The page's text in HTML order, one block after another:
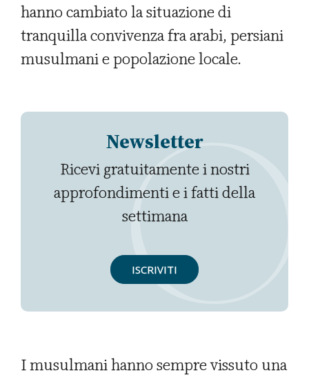
hanno cambiato la situazione di
tranquilla convivenza fra arabi, persiani
musulmani e popolazione locale.
Newsletter
Ricevi gratuitamente i nostri
approfondimenti e i fatti della
settimana
ISCRIVITI
I musulmani hanno sempre vissuto una